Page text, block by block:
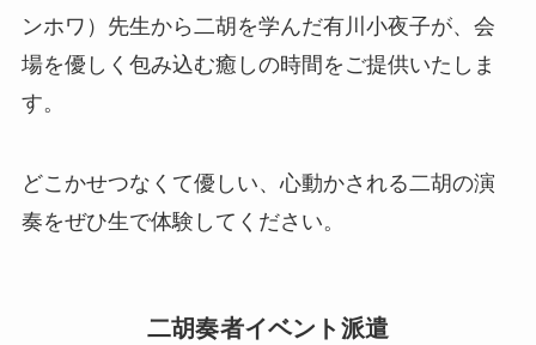
ンホワ）先生から二胡を学んだ有川小夜子が、会
場を優しく包み込む癒しの時間をご提供いたしま
す。
どこかせつなくて優しい、心動かされる二胡の演
奏をぜひ生で体験してください。
二胡奏者イベント派遣